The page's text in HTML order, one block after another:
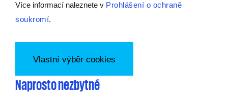
Více informací naleznete v Prohlášení o ochraně
soukromí.
Vlastní výběr cookies
Naprosto nezbytné